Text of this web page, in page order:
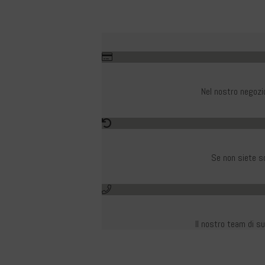
Nel nostro
Se non siete
Il nostro team di